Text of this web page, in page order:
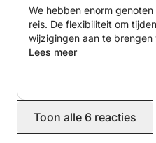
wensen te voldoen
We zijn gevestigd in de
onze haven is prachtig
restaurants zoals
"Konoba Korta" in Split.
We hebben enorm
reis. De flexibiliteit om
wijzigingen aan te brengen
Lees meer
Toon alle 6 reacties